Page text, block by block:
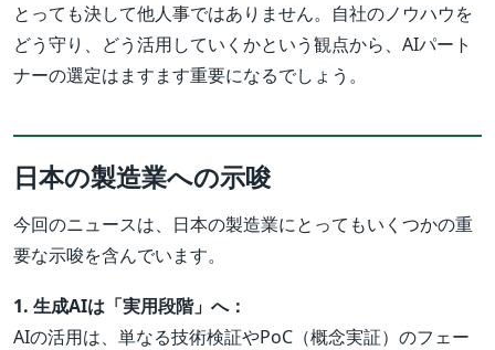
とっても決して他人事ではありません。自社のノウハウを
どう守り、どう活用していくかという観点から、AIパート
ナーの選定はますます重要になるでしょう。
日本の製造業への示唆
今回のニュースは、日本の製造業にとってもいくつかの重
要な示唆を含んでいます。
1. 生成AIは「実用段階」へ：
AIの活用は、単なる技術検証やPoC（概念実証）のフェー